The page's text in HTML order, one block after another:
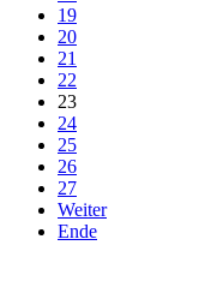
19
20
21
22
23
24
25
26
27
Weiter
Ende